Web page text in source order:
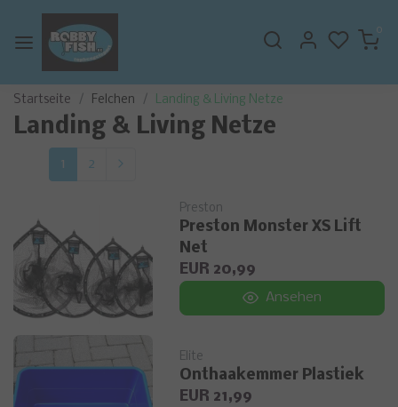
0
Startseite Felchen Landing & Living Netze
Landing & Living Netze
1 2
Preston
Preston Monster XS Lift
Net
EUR 20,99
Ansehen
Elite
Onthaakemmer Plastiek
EUR 21,99